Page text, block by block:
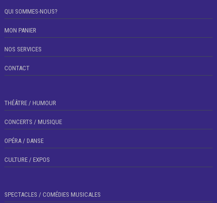
QUI SOMMES-NOUS?
MON PANIER
NOS SERVICES
CONTACT
THÉÂTRE / HUMOUR
CONCERTS / MUSIQUE
OPÉRA / DANSE
CULTURE / EXPOS
SPECTACLES / COMÉDIES MUSICALES